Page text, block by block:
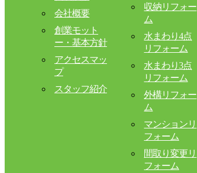
会社概要
創業モット
ー・基本方針
アクセスマッ
プ
スタッフ紹介
収納リフォー
ム
水まわり4点
リフォーム
水まわり3点
リフォーム
外構リフォー
ム
マンションリ
フォーム
間取り変更リ
フォーム